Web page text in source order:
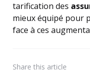
tarification des
mieux équipé pour
face à ces
Share this article